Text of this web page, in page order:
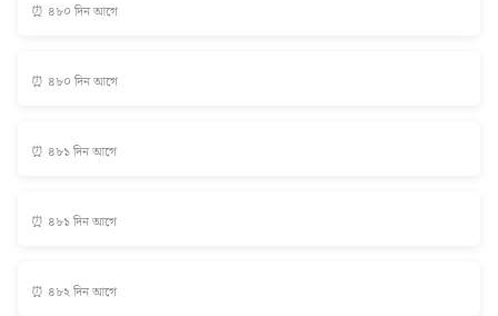
⏰ ৪৮০ দিন আগে
⏰ ৪৮০ দিন আগে
⏰ ৪৮১ দিন আগে
⏰ ৪৮১ দিন আগে
⏰ ৪৮২ দিন আগে